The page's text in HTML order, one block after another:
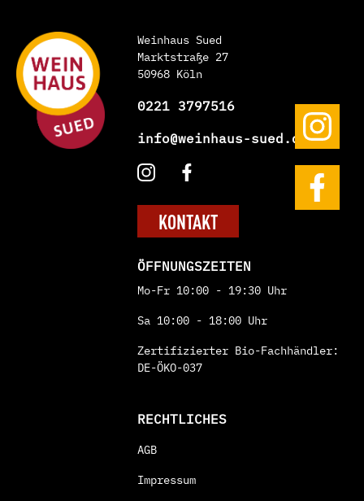
Weinhaus Sued
Marktstraße 27
50968 Köln
0221 3797516
info@weinhaus-sued.de
KONTAKT
ÖFFNUNGSZEITEN
Mo-Fr 10:00 - 19:30 Uhr
Sa 10:00 - 18:00 Uhr
Zertifizierter Bio-Fachhändler:
DE-ÖKO-037
RECHTLICHES
AGB
Impressum